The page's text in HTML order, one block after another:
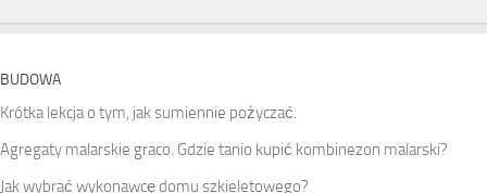
BUDOWA
Krótka lekcja o tym, jak sumiennie pożyczać.
Agregaty malarskie graco. Gdzie tanio kupić kombinezon malarski?
Jak wybrać wykonawcę domu szkieletowego?